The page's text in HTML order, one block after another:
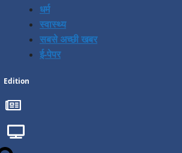
धर्म
स्वास्थ्य
सबसे अच्छी खबर
ई-पेपर
Edition